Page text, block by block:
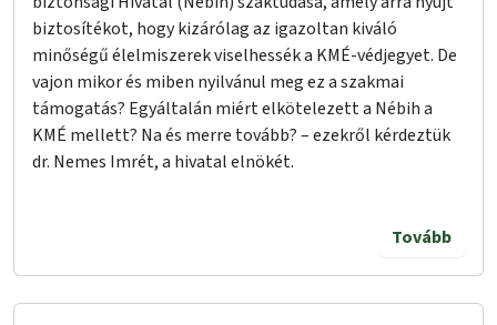
biztosítékot, hogy kizárólag az igazoltan kiváló
minőségű élelmiszerek viselhessék a KMÉ-védjegyet. De
vajon mikor és miben nyilvánul meg ez a szakmai
támogatás? Egyáltalán miért elkötelezett a Nébih a
KMÉ mellett? Na és merre tovább? – ezekről kérdeztük
dr. Nemes Imrét, a hivatal elnökét.
Tovább